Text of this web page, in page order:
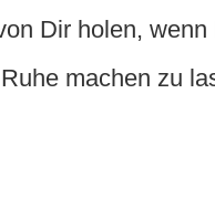
Dir holen,
machen zu